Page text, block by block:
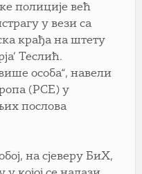
полиције већ
у вези са
крађа на штету
Теслић.
особа“, навели
(РСЕ) у
послова
на сјеверу БиХ,